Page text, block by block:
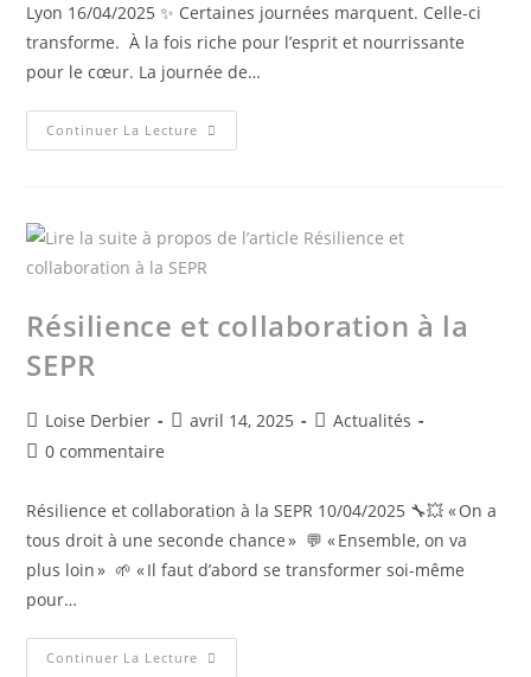
Lyon 16/04/2025 ✨ Certaines journées marquent. Celle-ci
transforme. À la fois riche pour l’esprit et nourrissante
pour le cœur. La journée de…
Continuer La Lecture
Résilience et collaboration à la
SEPR
Loise Derbier avril 14, 2025
Actualités
0 commentaire
Résilience et collaboration à la SEPR 10/04/2025 🔧💥 « On a
tous droit à une seconde chance » 💬 « Ensemble, on va
plus loin » 🌱 « Il faut d’abord se transformer soi-même
pour…
Continuer La Lecture